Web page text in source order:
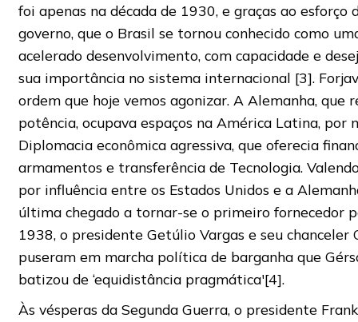
foi apenas na década de 1930, e graças ao esforço
governo, que o Brasil se tornou conhecido como
acelerado desenvolvimento, com capacidade e
sua importância no sistema internacional [3].
ordem que hoje vemos agonizar. A Alemanha, que
potência, ocupava espaços na América Latina, por
Diplomacia econômica agressiva, que oferecia
armamentos e transferência de Tecnologia.
por influência entre os Estados Unidos e a
última chegado a tornar-se o primeiro fornecedor
1938, o presidente Getúlio Vargas e seu chanceler
puseram em marcha política de barganha que
batizou de ‘equidistância pragmática'[4].
Às vésperas da Segunda Guerra, o presidente